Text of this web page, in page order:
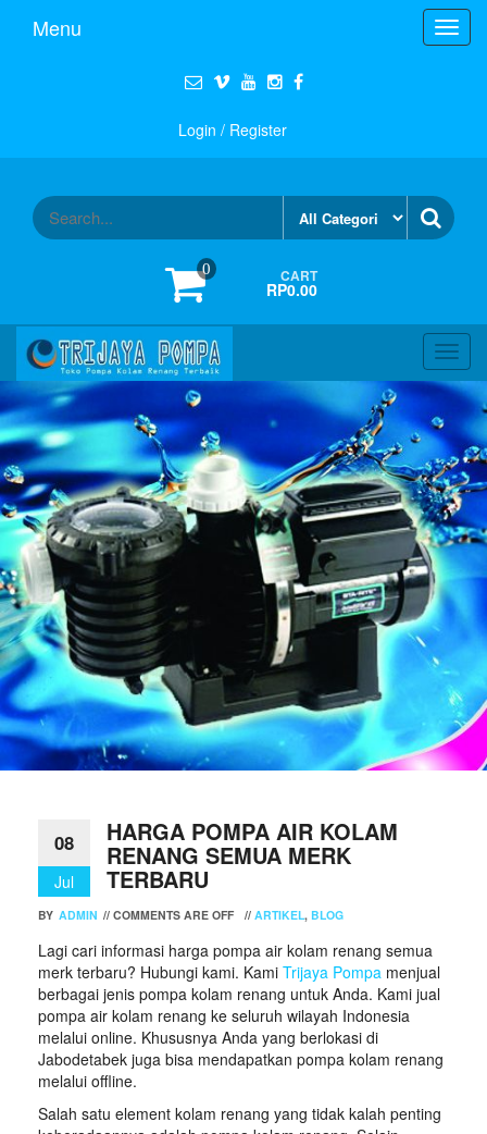
Menu
Login / Register
0 CART
RP0.00
08
Jul
HARGA POMPA AIR KOLAM
RENANG SEMUA MERK
TERBARU
BY ADMIN // COMMENTS ARE OFF // ARTIKEL, BLOG
Lagi cari informasi harga pompa air kolam renang semua
merk terbaru? Hubungi kami. Kami Trijaya Pompa menjual
berbagai jenis pompa kolam renang untuk Anda. Kami jual
pompa air kolam renang ke seluruh wilayah Indonesia
melalui online. Khususnya Anda yang berlokasi di
Jabodetabek juga bisa mendapatkan pompa kolam renang
melalui offline.
Salah satu element kolam renang yang tidak kalah penting